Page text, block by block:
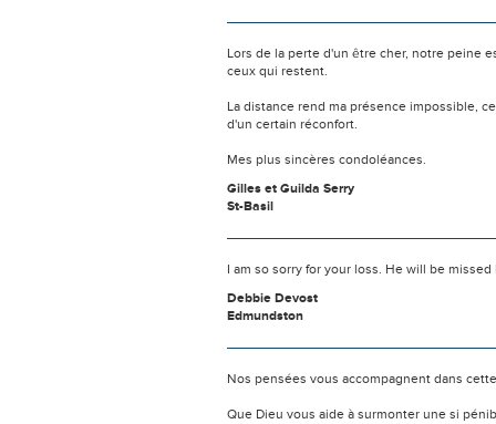
Lors de la perte d'un être cher, notre peine
ceux qui restent.
La distance rend ma présence impossible,
d'un certain réconfort.
Mes plus sincères condoléances.
Gilles et Guilda Serry
St-Basil
I am so sorry for your loss. He will be
Debbie Devost
Edmundston
Nos pensées vous accompagnent dans
Que Dieu vous aide à surmonter une si